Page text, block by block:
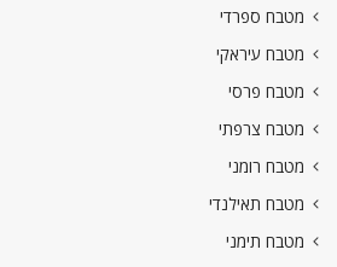
מטבח ספרדי
מטבח עיראקי
מטבח פרסי
מטבח צרפתי
מטבח רומני
מטבח תאילנדי
מטבח תימני